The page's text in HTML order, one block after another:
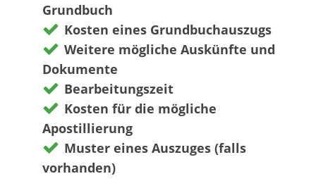
Grundbuch
Kosten eines Grundbuchauszugs
Weitere mögliche Auskünfte und
Dokumente
Bearbeitungszeit
Kosten für die mögliche
Apostillierung
Muster eines Auszuges (falls
vorhanden)